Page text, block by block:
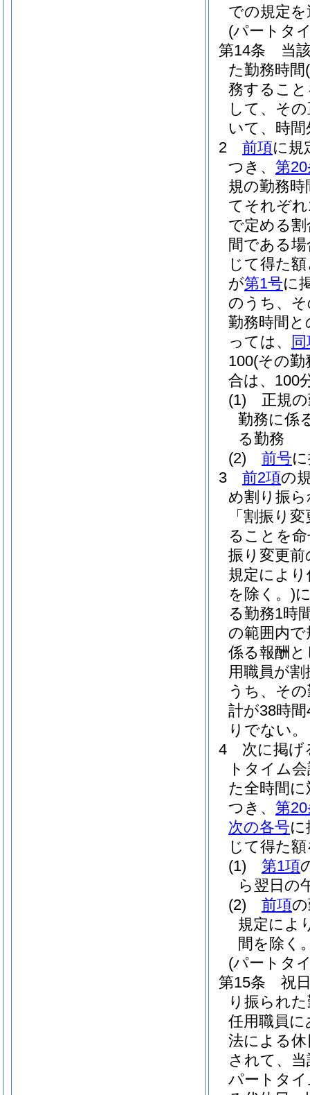
での規定
(パートタ
第14条
当
た勤務時間
務するこ
して、そ
いて、時
2
前項に規
つき、 第
規の勤務
てそれぞ
で定める割
間である
じて得た
が第1号に
のうち、
勤務時間
っては、
100(その勤
合は、100
(1)
正規
勤務に係
る勤務
(2)
前号
3
前2項の
め割り振
「割振り
ることを
振り変更
規定によ
を除く。)
る勤務1時
の範囲内
係る報酬
用職員が
うち、そ
計が38時
りでない。
4
次に掲げ
トタイム
た全時間
つき、 第
次の各号に
じて得た
(1)
第1項
ら翌日の
(2)
前項
規定によ
間を除く
(パートタ
第15条
祝
り振られ
任用職員
法による
されて、
パートタ